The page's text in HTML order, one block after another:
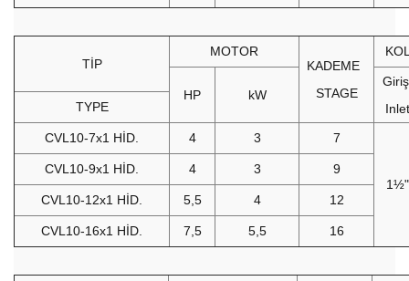
TİP
MOTOR
KADEME
STAGE
HP kW
Inlet
TYPE
CVL10-7x1 HİD. 4 3 7
1½"
CVL10-9x1 HİD. 4 3 9
CVL10-12x1 HİD. 5,5 4 12
CVL10-16x1 HİD. 7,5 5,5 16